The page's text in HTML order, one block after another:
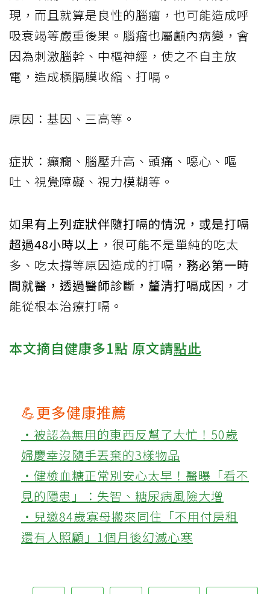
現，而且就算是良性的腦瘤，也可能造成呼
吸衰竭等嚴重後果。腦瘤也屬顱內病變，會
因為刺激腦幹、中樞神經，使之不自主放
電，造成橫膈膜收縮、打嗝。
原因：基因、三高等。
症狀：癲癇、腦壓升高、頭痛、噁心、嘔
吐、視覺障礙、視力模糊等。
如果有上列症狀伴隨打嗝的情況，或是打嗝
超過48小時以上 ，很可能不是單純的吃太
多、吃太撐等原因造成的打嗝， 務必第一時
間就醫，透過醫師診斷，釐清打嗝成因 ，才
能從根本治療打嗝。
本文摘自健康多1點 原文請點此
💪更多健康推薦
‧被認為無用的東西反幫了大忙！50歲
婦慶幸沒隨手丟棄的3樣物品
‧健檢血糖正常別安心太早！醫曝「看不
見的隱患」：失智、糖尿病風險大增
‧兒邀84歲寡母搬來同住「不用付房租
還有人照顧」1個月後幻滅心寒